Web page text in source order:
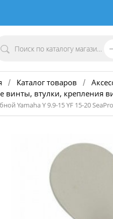
/ Каталог товаров /
винты, втулки, крепления
Yamaha Y 9.9-15 YF 15-20